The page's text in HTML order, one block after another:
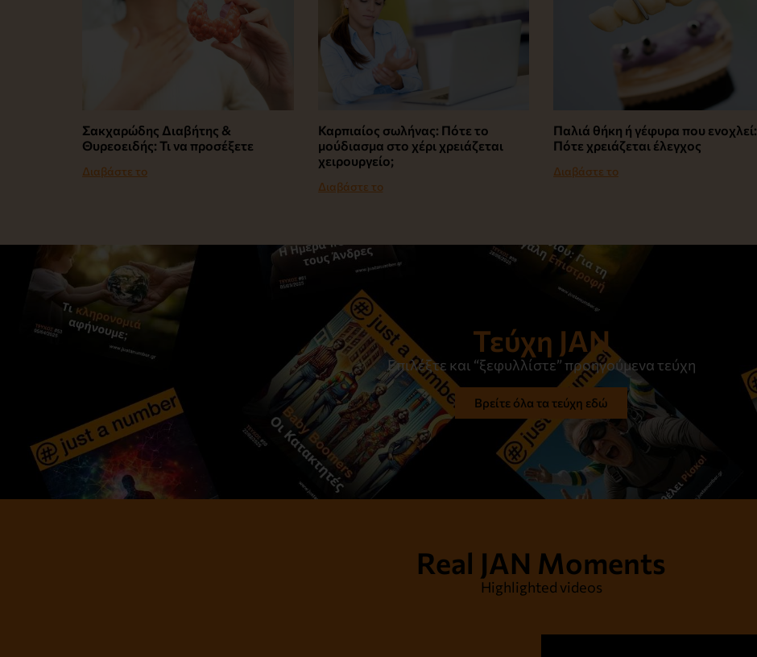
Σακχαρώδης Διαβήτης &
Θυρεοειδής: Τι να προσέξετε
Διαβάστε το
Καρπιαίος σωλήνας: Πότε το
μούδιασμα στο χέρι χρειάζεται
χειρουργείο;
Διαβάστε το
Παλιά θήκη ή γέφυρα που ενοχλεί:
Πότε χρειάζεται έλεγχος
Διαβάστε το
Τεύχη JAN
Επιλέξτε και “ξεφυλλίστε” προηγούμενα τεύχη
Βρείτε όλα τα τεύχη εδώ
Real JAN Moments
Highlighted videos